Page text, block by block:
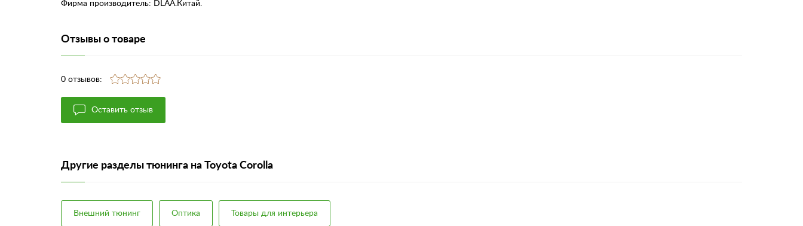
Фирма производитель: DLAA.Китай.
Отзывы о товаре
0 отзывов:
Оставить отзыв
Другие разделы тюнинга на Toyota Corolla
Внешний тюнинг Оптика Товары для интерьера